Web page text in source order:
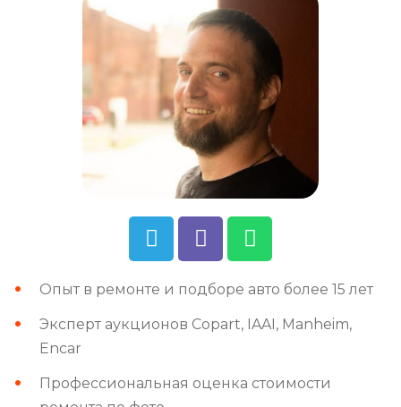
Опыт в ремонте и подборе авто более 15 лет
Эксперт аукционов Copart, IAAI, Manheim,
Encar
Профессиональная оценка стоимости